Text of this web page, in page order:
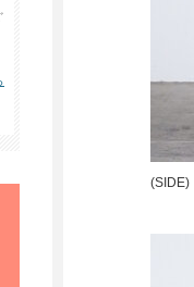
(SIDE)